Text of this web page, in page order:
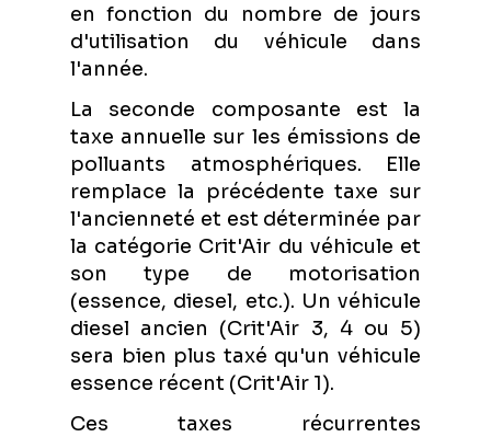
en fonction du nombre de jours
d'utilisation du véhicule dans
l'année.
La seconde composante est la
taxe annuelle sur les émissions de
polluants atmosphériques. Elle
remplace la précédente taxe sur
l'ancienneté et est déterminée par
la catégorie Crit'Air du véhicule et
son type de motorisation
(essence, diesel, etc.). Un véhicule
diesel ancien (Crit'Air 3, 4 ou 5)
sera bien plus taxé qu'un véhicule
essence récent (Crit'Air 1).
Ces taxes récurrentes